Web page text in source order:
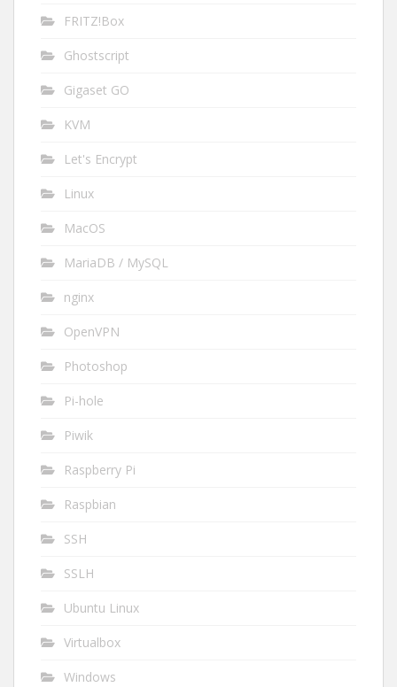
FRITZ!Box
Ghostscript
Gigaset GO
KVM
Let's Encrypt
Linux
MacOS
MariaDB / MySQL
nginx
OpenVPN
Photoshop
Pi-hole
Piwik
Raspberry Pi
Raspbian
SSH
SSLH
Ubuntu Linux
Virtualbox
Windows